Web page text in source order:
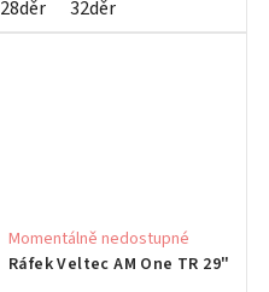
28děr 32děr
Ráfek Veltec AM One TR 29"
Momentálně nedostupné